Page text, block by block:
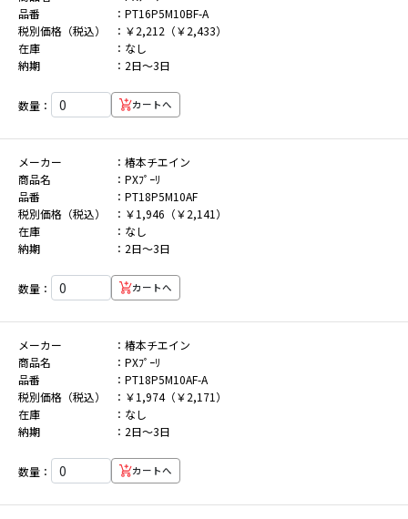
品番
PT16P5M10BF-A
税別価格（税込）
￥2,212（￥2,433）
在庫
なし
納期
2日～3日
数量： カートへ
メーカー
椿本チエイン
商品名
PXﾌﾟｰﾘ
品番
PT18P5M10AF
税別価格（税込）
￥1,946（￥2,141）
在庫
なし
納期
2日～3日
数量： カートへ
メーカー
椿本チエイン
商品名
PXﾌﾟｰﾘ
品番
PT18P5M10AF-A
税別価格（税込）
￥1,974（￥2,171）
在庫
なし
納期
2日～3日
数量： カートへ